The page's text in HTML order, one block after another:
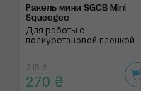
Ракель мини SGCB Mini
Squeegee
Для работы с
полиуретановой плёнкой
315 ₴
270 ₴